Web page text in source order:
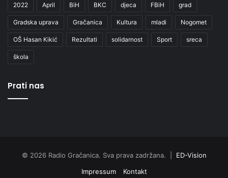
2022 April BiH BKC djeca FBiH grad
Gradska uprava Gračanica Kultura mladi Nogomet
OŠ Hasan Kikić Rezultati solidarnost Sport sreca
škola
Prati nas
© 2026 Radio Gračanica. Sva prava zadržana. | ED-Vision
Impressum
Kontakt